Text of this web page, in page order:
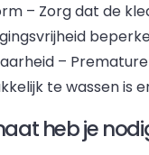
– Zorg dat de
–
te wassen is
heb je